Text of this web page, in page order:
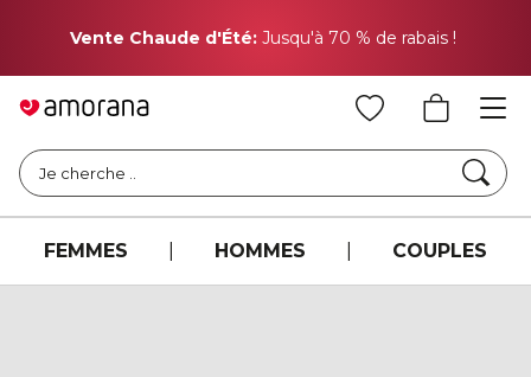
Vente Chaude d'Été: Jusqu'à 70 % de rabais !
Je cherche ..
FEMMES HOMMES COUPLES